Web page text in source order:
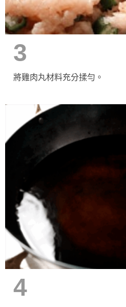
3
將雞肉丸材料充分揉勻。
4